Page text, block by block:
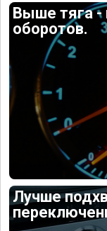
Выше тяга -
оборотов.
Лучше